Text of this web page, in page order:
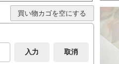
買い物カゴを空にする